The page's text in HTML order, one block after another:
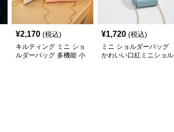
¥2,170 (税込)
キルティング ミニ ショ
ルダーバッグ 多機能 小
¥1,720 (税込)
ミニ ショルダーバッグ
かわいい口紅ミニショル